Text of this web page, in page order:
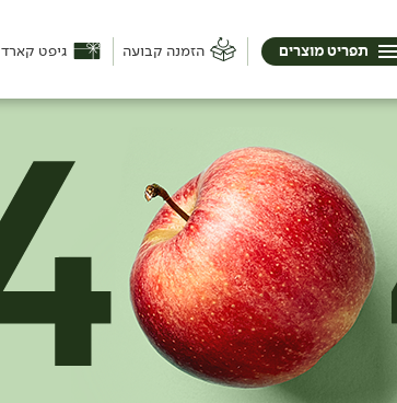
הזמנה קבועה גיפט קארד תפריט מוצרים